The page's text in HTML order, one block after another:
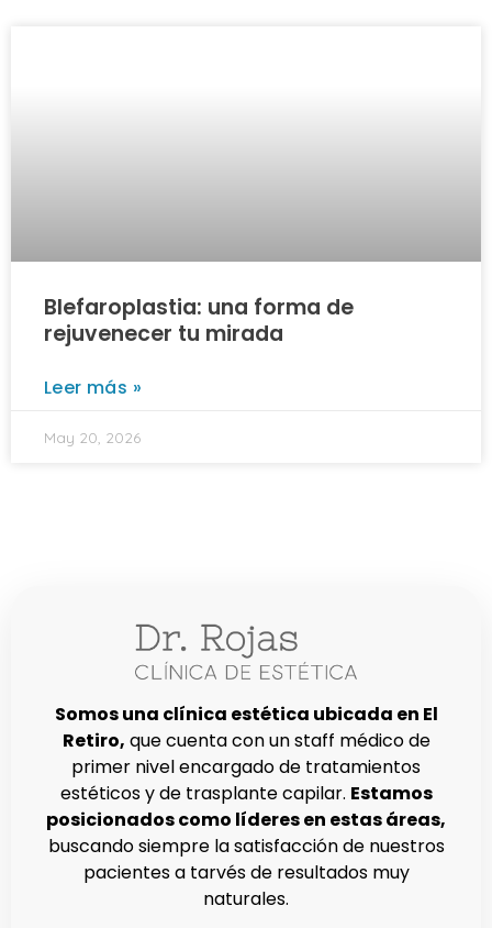
Blefaroplastia: una forma de
rejuvenecer tu mirada
Leer más »
May 20, 2026
Somos una clínica estética ubicada en El
Retiro, que cuenta con un staff médico de
primer nivel encargado de tratamientos
estéticos y de trasplante capilar. Estamos
posicionados como líderes en estas áreas,
buscando siempre la satisfacción de nuestros
pacientes a tarvés de resultados muy
naturales.